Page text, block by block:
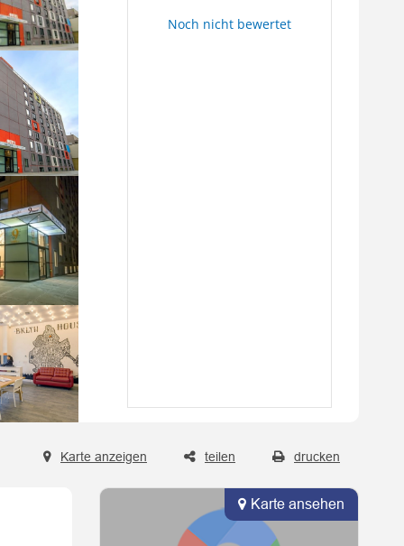
Noch nicht bewertet
Karte anzeigen teilen drucken
Karte ansehen